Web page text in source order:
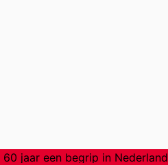
60 jaar een begrip in Nederland